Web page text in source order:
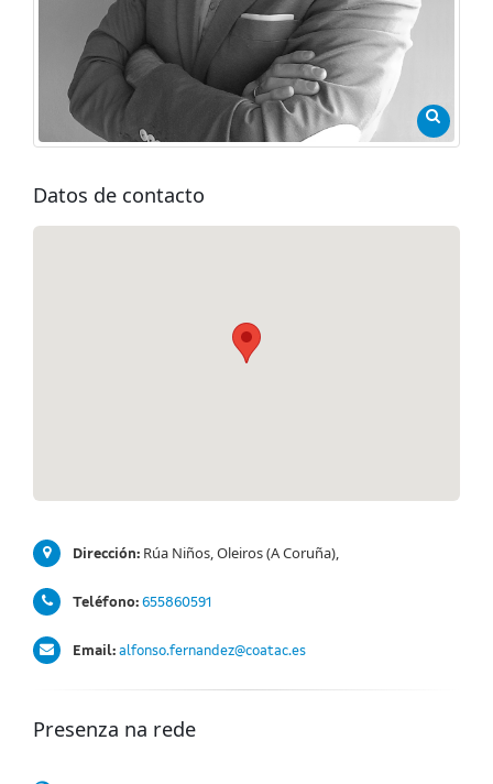
Datos de contacto
Dirección: Rúa Niños, Oleiros (A Coruña),
Teléfono: 655860591
Email: alfonso.fernandez@coatac.es
Presenza na rede